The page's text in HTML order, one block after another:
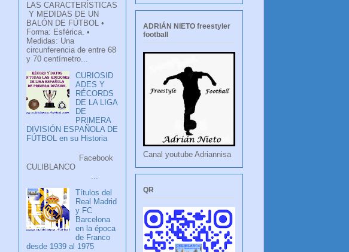
LAS CARACTERÍSTICAS
Y MEDIDAS DE UN
BALÓN DE FÚTBOL •
Forma: Esférica. •
Medidas: Una
circunferencia de entre 68
y 70 centímetro...
CURIOSID
ADES Y
RÉCORDS
DE LA LIGA
DE
PRIMERA
DIVISIÓN ESPAÑOLA DE
FÚTBOL en su Historia
Facebook
CULIBLANCO
...
Títulos del
Real Madrid
y FC
Barcelona
en la época
de Franco
desde 1939 al 1975
ADRIÁN NIETO freestyler
football
Canal youtube Adriannisa
QR